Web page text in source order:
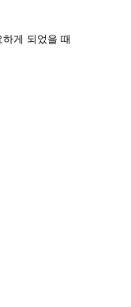
게 되었을 때